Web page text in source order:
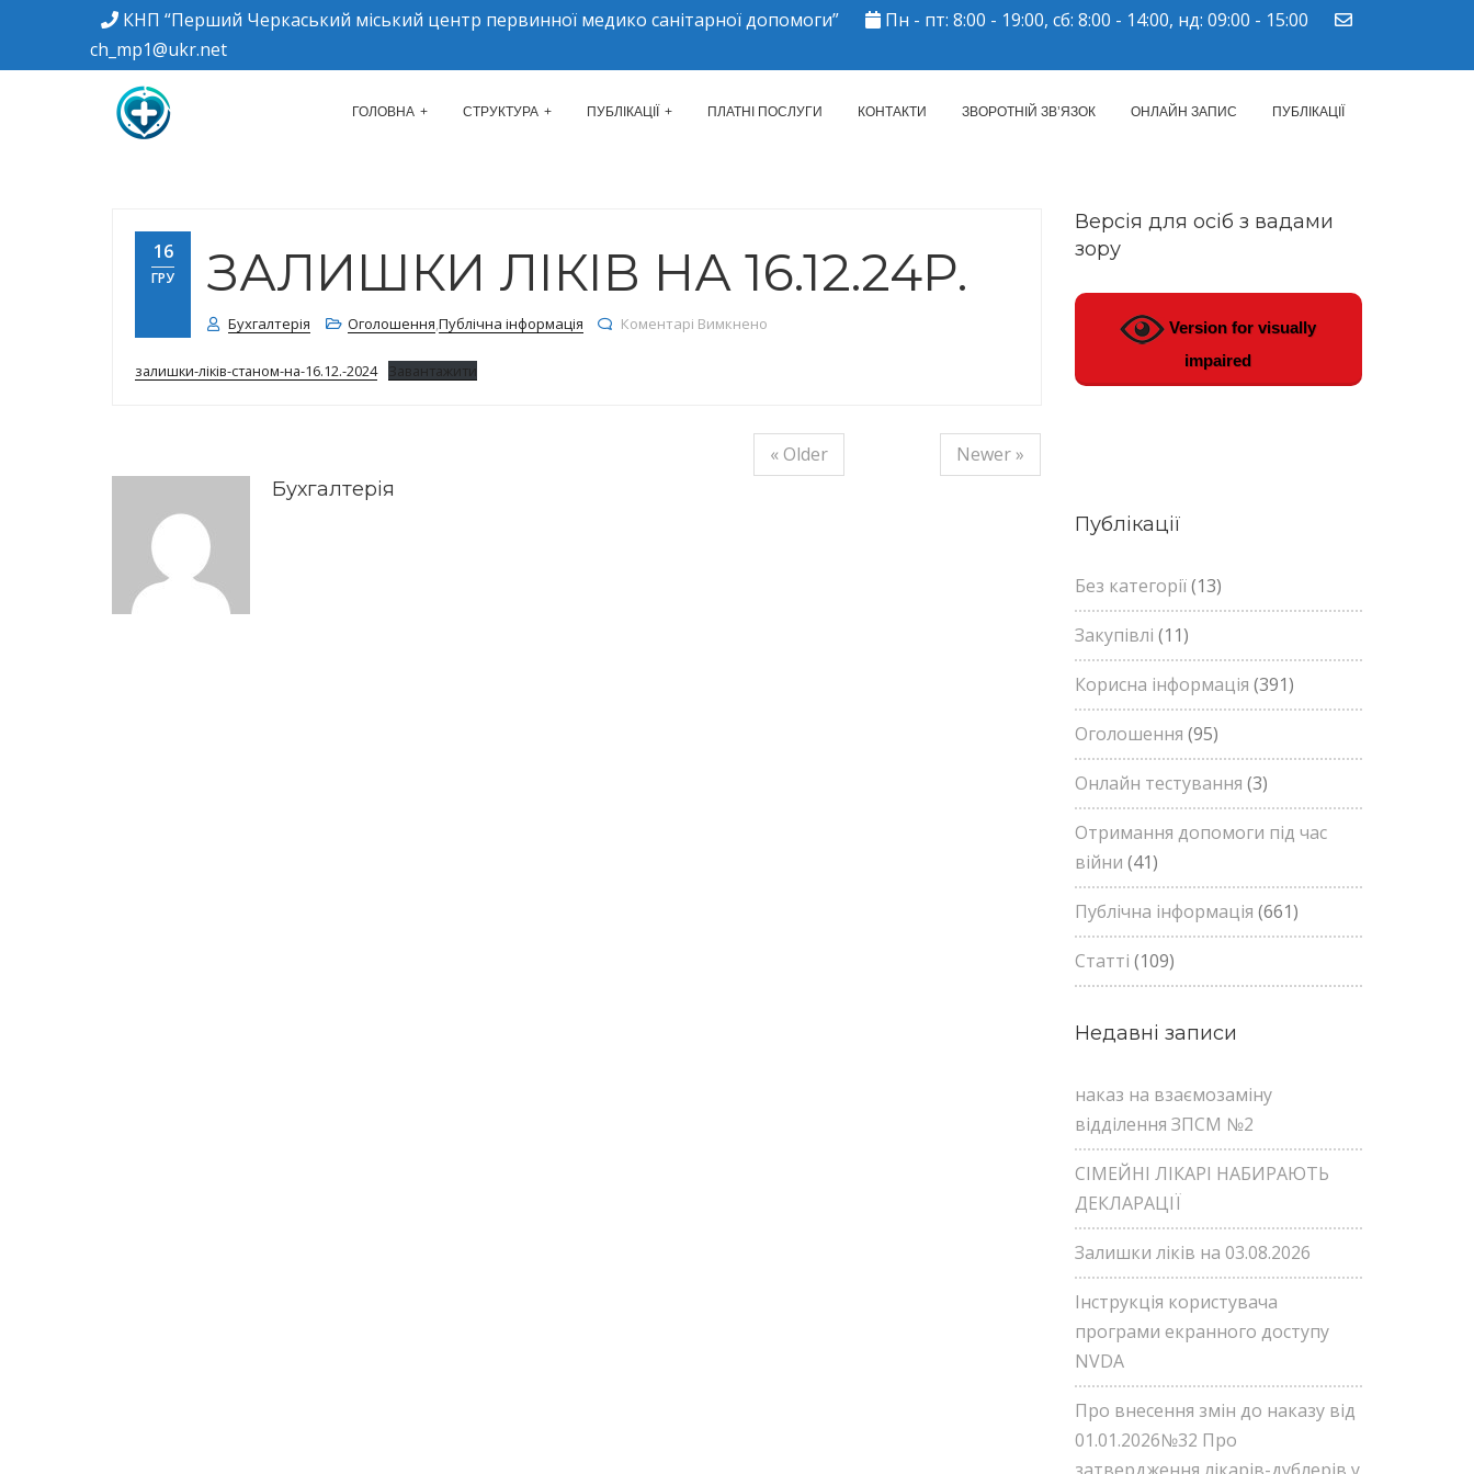
КНП “Перший Черкаський міський центр первинної медико санітарної допомоги”
Пн - пт: 8:00 - 19:00, сб: 8:00 - 14:00, нд: 09:00 - 15:00
ch_mp1@ukr.net
КНП "ПЕРШИЙ ЧЕРКАСЬКИЙ МІСЬКИЙ ЦЕНТР ПМСД"
ГОЛОВНА СТРУКТУРА ПУБЛІКАЦІЇ ПЛАТНІ ПОСЛУГИ КОНТАКТИ ЗВОРОТНІЙ ЗВ’ЯЗОК ОНЛАЙН ЗАПИС ПУБЛІКАЦІЇ
16
ГРУ ЗАЛИШКИ ЛІКІВ НА 16.12.24Р.
Бухгалтерія Оголошення,Публічна інформація Коментарі Вимкнено
залишки-ліків-станом-на-16.12.-2024 Завантажити
« Older
Newer »
Бухгалтерія
Версія для осіб з вадами
зору
Version for visually
impaired
Публікації
Без категорії(13)
Закупівлі (11)
Корисна інформація (391)
Оголошення (95)
Онлайн тестування (3)
Отримання допомоги під час
війни (41)
Публічна інформація (661)
Статті (109)
Недавні записи
наказ на взаємозаміну
відділення ЗПСМ №2
СІМЕЙНІ ЛІКАРІ НАБИРАЮТЬ
ДЕКЛАРАЦІЇ
Залишки ліків на 03.08.2026
Інструкція користувача
програми екранного доступу
NVDA
Про внесення змін до наказу від
01.01.2026№32 Про